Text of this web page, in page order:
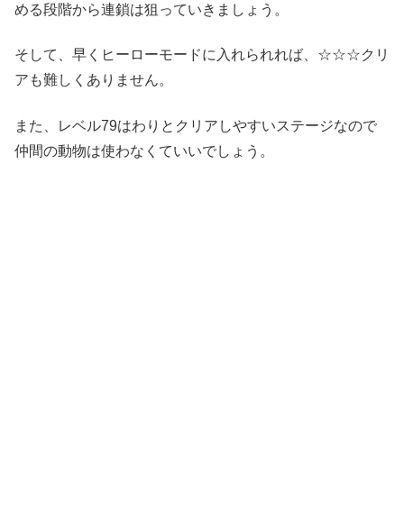
める段階から連鎖は狙っていきましょう。
そして、早くヒーローモードに入れられれば、☆☆☆クリ
アも難しくありません。
また、レベル79はわりとクリアしやすいステージなので
仲間の動物は使わなくていいでしょう。